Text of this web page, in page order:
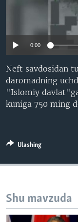
XABARLAR
ODNOKLASSNIKI
TELEGRAM
TWITTER
0:00
Neft savdosidan
daromadning
"Islomiy
kuniga 750 ming
Ulashing
Shu mavzuda